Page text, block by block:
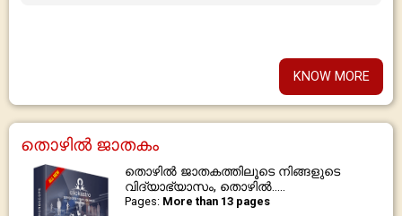
KNOW MORE
തൊഴില്‍ ജാതകം
തൊഴില്‍ ജാതകത്തിലൂടെ നിങ്ങളുടെ
വിദ്യാഭ്യാസം, തൊഴിൽ.....
Pages: More than 13 pages